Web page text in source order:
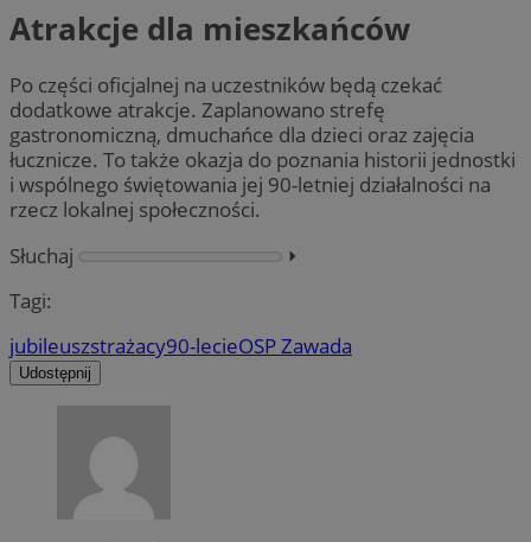
Atrakcje dla mieszkańców
Po części oficjalnej na uczestników będą czekać
dodatkowe atrakcje. Zaplanowano strefę
gastronomiczną, dmuchańce dla dzieci oraz zajęcia
łucznicze. To także okazja do poznania historii jednostki
i wspólnego świętowania jej 90-letniej działalności na
rzecz lokalnej społeczności.
Słuchaj
⏵︎
Tagi:
jubileuszstrażacy90-lecieOSP Zawada
Udostępnij